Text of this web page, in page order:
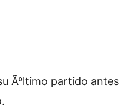
Ãºltimo partido antes